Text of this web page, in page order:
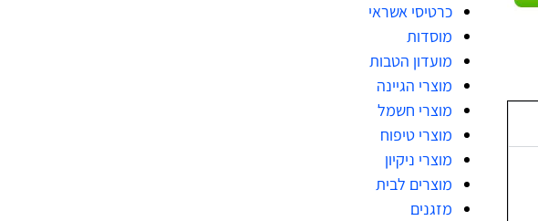
כרטיסי אשראי
מוסדות
מועדון הטבות
מוצרי הגיינה
מוצרי חשמל
מוצרי טיפוח
מוצרי ניקיון
מוצרים לבית
מזגנים